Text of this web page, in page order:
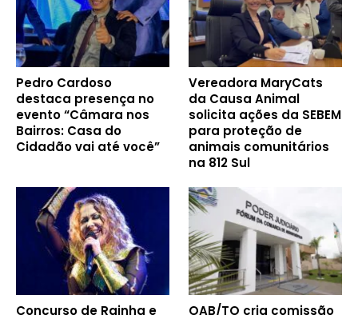
Pedro Cardoso
destaca presença no
evento “Câmara nos
Bairros: Casa do
Cidadão vai até você”
Vereadora MaryCats
da Causa Animal
solicita ações da SEBEM
para proteção de
animais comunitários
na 812 Sul
Concurso de Rainha e
OAB/TO cria comissão